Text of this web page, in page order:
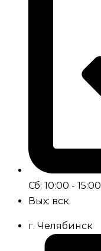
Сб: 10:00 - 15:00
Вых: вск.
г. Челябинск